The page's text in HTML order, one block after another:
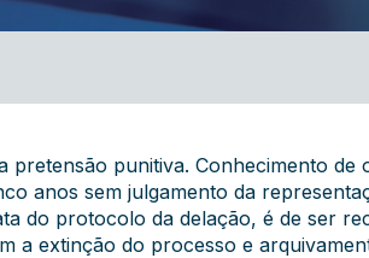
pretensão punitiva. Conhecimento de
anos sem julgamento da
do protocolo da delação, é de ser
a extinção do processo e